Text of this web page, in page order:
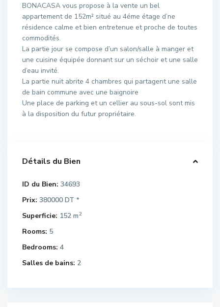
BONACASA vous propose à la vente un bel
appartement de 152m² situé au 4éme étage d’ne
résidence calme et bien entretenue et proche de toutes
commodités.
La partie jour se compose d’un salon/salle à manger et
une cuisine équipée donnant sur un séchoir et une salle
d’eau invité.
La partie nuit abrite 4 chambres qui partagent une salle
de bain commune avec une baignoire
Une place de parking et un cellier au sous-sol sont mis
à la disposition du futur propriétaire.
Détails du Bien
ID du Bien: 34693
Prix: 380000 DT *
Superficie: 152 m2
Rooms: 5
Bedrooms: 4
Salles de bains: 2